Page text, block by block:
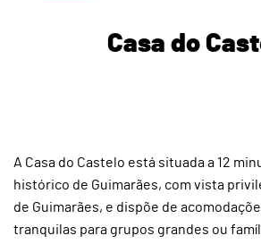
Casa do
A Casa do Castelo está situada a 12
histórico de Guimarães, com vista
de Guimarães, e dispõe de
tranquilas para grupos grandes ou